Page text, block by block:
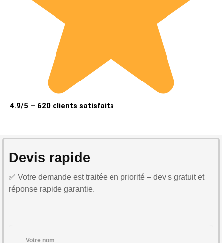
4.9/5 – 620 clients satisfaits
Devis rapide
✅ Votre demande est traitée en priorité – devis gratuit et
réponse rapide garantie.
Votre nom